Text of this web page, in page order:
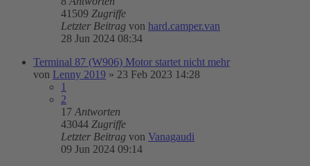
41509 Zugriffe
Letzter Beitrag von hard.camper.van
28 Jun 2024 08:34
Terminal 87 (W906) Motor startet nicht mehr
von Lenny 2019 » 23 Feb 2023 14:28
1
2
17 Antworten
43044 Zugriffe
Letzter Beitrag von Vanagaudi
09 Jun 2024 09:14